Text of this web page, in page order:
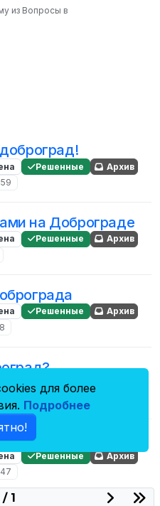
из Вопросы в
Решенные
Архив
на Доброграде
Решенные
Архив
Решенные
Архив
Решенные
Решенные
Архив
/ 1
для более
Подробнее